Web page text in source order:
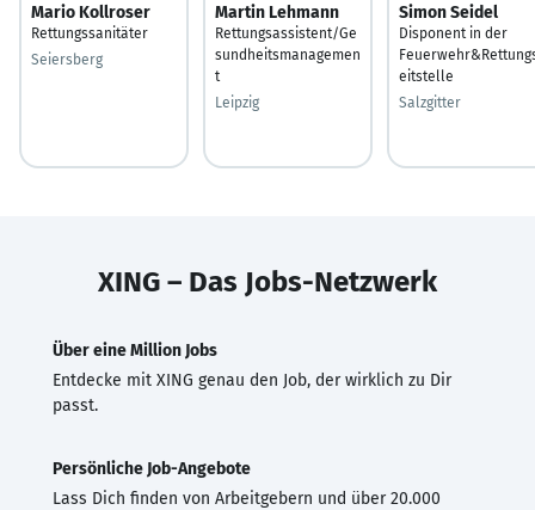
Mario Kollroser
Rettungssanitäter
Seiersberg
Martin Lehmann
Rettungsassistent/Ge
sundheitsmanagemen
t
Leipzig
Simon Seidel
Disponent in der
eitstelle
Salzgitter
XING – Das Jobs-Netzwerk
Über eine Million Jobs
Entdecke mit XING genau den Job, der wirklich zu Dir
passt.
Persönliche Job-Angebote
Lass Dich finden von Arbeitgebern und über 20.000